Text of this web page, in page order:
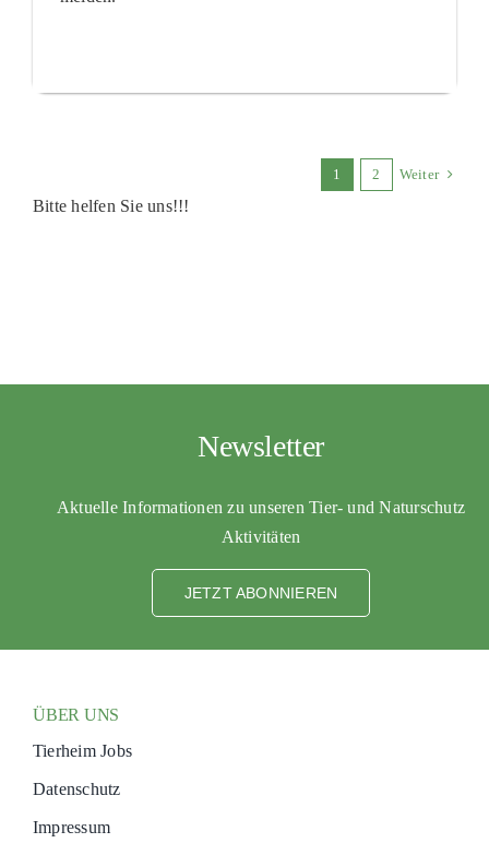
1 2 Weiter
Bitte helfen Sie uns!!!
Newsletter
Aktuelle Informationen zu unseren Tier- und Naturschutz
Aktivitäten
JETZT ABONNIEREN
ÜBER UNS
Tierheim Jobs
Datenschutz
Impressum